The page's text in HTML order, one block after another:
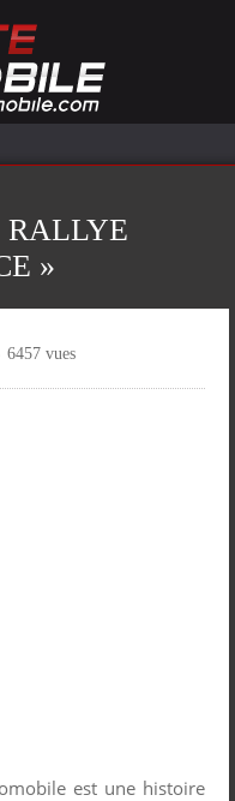
RALLYE
»
6457 vues
est une histoire